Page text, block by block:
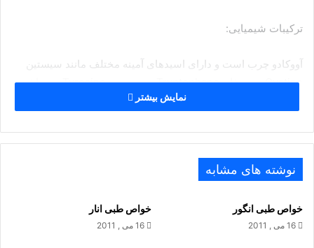
ترکیبات شیمیایی:
آووکادو چرب است و دارای اسیدهای آمینه مختلف مانند سیستین
Cystine تریپتوفان Tryptophane و تیروسین Tyrosine می باشد .
در تحقیقات جدیدی که انجام شده وجود چند نوع آنتی بیوتیک در
روغن غلیظ و سفت و به رنگ زرد مایل به سبز بوده که دارای بو و
روغن دانه آووکادو دارای حدود ۷ درصد روغن های اشباع شده مانند
نمایش بیشتر
نوشته های مشابه
خواص طبی انگور
16 می , 2011
خواص طبی انار
16 می , 2011